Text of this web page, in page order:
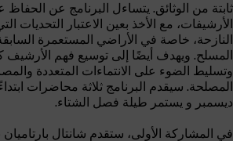
ثابتة من الوثائق. يتساءل البرنامج عن
الأرشيفات، مع الأخذ بعين الاعتبار التحديات
النازحة، خاصة في الأراضي المستعمرة
المسلح. ويهدف أيضًا إلى توسيع فهم الأرشيف
وتسليط الضوء على الانتماءات المتعددة
ديسمبر و يستمر طيلة فصل الشتاء.
في المشاركة الأولى، ستقدم شانتال